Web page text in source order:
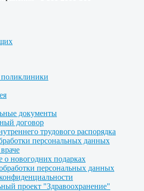
документы
договор
трудового распорядка
персональных данных
о новогодних подарках
персональных данных
проект "Здравоохранение"